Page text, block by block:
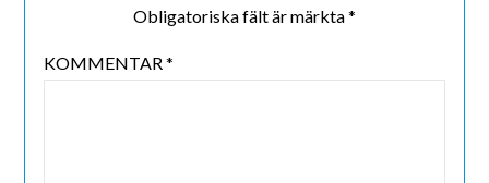
Obligatoriska fält är märkta*
KOMMENTAR*